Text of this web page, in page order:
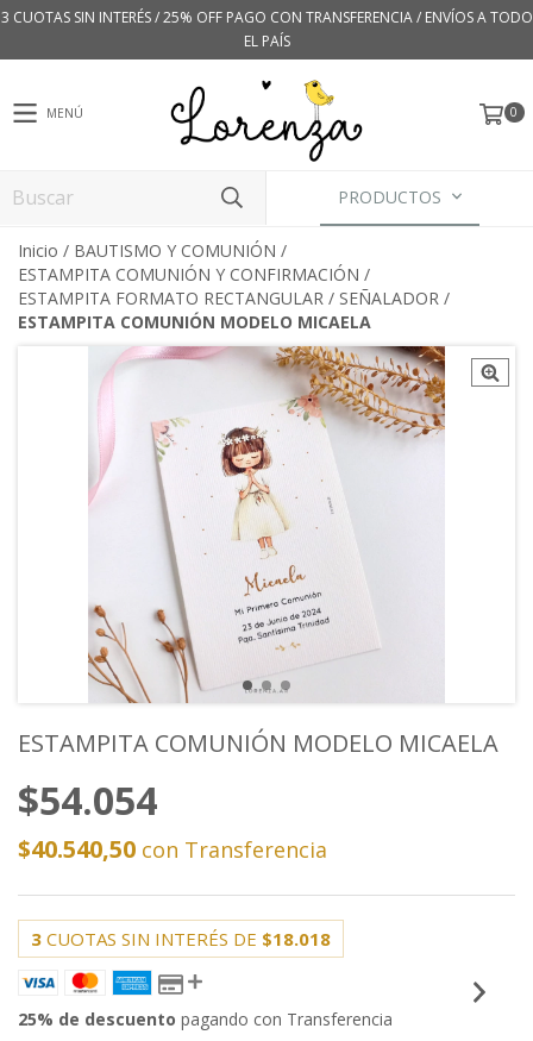
3 CUOTAS SIN INTERÉS / 25% OFF PAGO CON TRANSFERENCIA / ENVÍOS A TODO
EL PAÍS
MENÚ 0
PRODUCTOS
Inicio / BAUTISMO Y COMUNIÓN /
ESTAMPITA COMUNIÓN Y CONFIRMACIÓN /
ESTAMPITA FORMATO RECTANGULAR / SEÑALADOR /
ESTAMPITA COMUNIÓN MODELO MICAELA
ESTAMPITA COMUNIÓN MODELO MICAELA
$54.054
$40.540,50 con Transferencia
3 CUOTAS SIN INTERÉS DE $18.018
25% de descuento pagando con Transferencia